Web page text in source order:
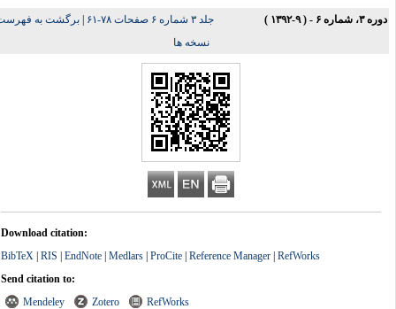
۳، شماره ۶ - ( ۹-۱۳۹۲ ) جلد ۳ شماره ۶ صفحات ۷۸-۶۱ |برگشت به فهرست
نسخه ها
Download citation:
BibTeX|RIS|EndNote|Medlars|ProCite|Reference Manager|RefWorks
Send citation to:
Mendeley
Zotero RefWorks